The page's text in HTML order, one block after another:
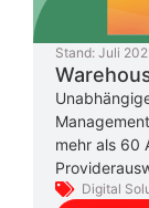
Stand: Juli
mehr als 60
Digital